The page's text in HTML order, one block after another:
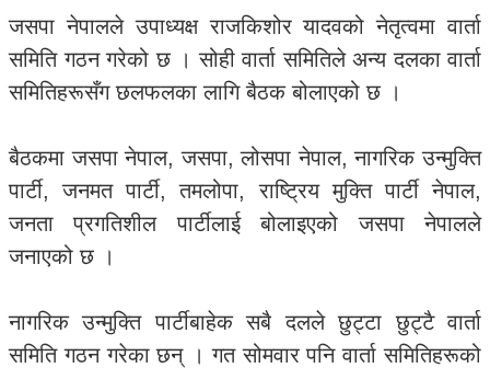
जसपा नेपालले उपाध्यक्ष राजकिशोर यादवको नेतृत्वमा वार्ता
समिति गठन गरेको छ । सोही वार्ता समितिले अन्य दलका वार्ता
समितिहरूसँग छलफलका लागि बैठक बोलाएको छ ।
बैठकमा जसपा नेपाल, जसपा, लोसपा नेपाल, नागरिक उन्मुक्ति
पार्टी, जनमत पार्टी, तमलोपा, राष्ट्रिय मुक्ति पार्टी नेपाल,
जनता प्रगतिशील पार्टीलाई बोलाइएको जसपा नेपालले
जनाएको छ ।
नागरिक उन्मुक्ति पार्टीबाहेक सबै दलले छुट्टा छुट्टै वार्ता
समिति गठन गरेका छन् । गत सोमवार पनि वार्ता समितिहरूको